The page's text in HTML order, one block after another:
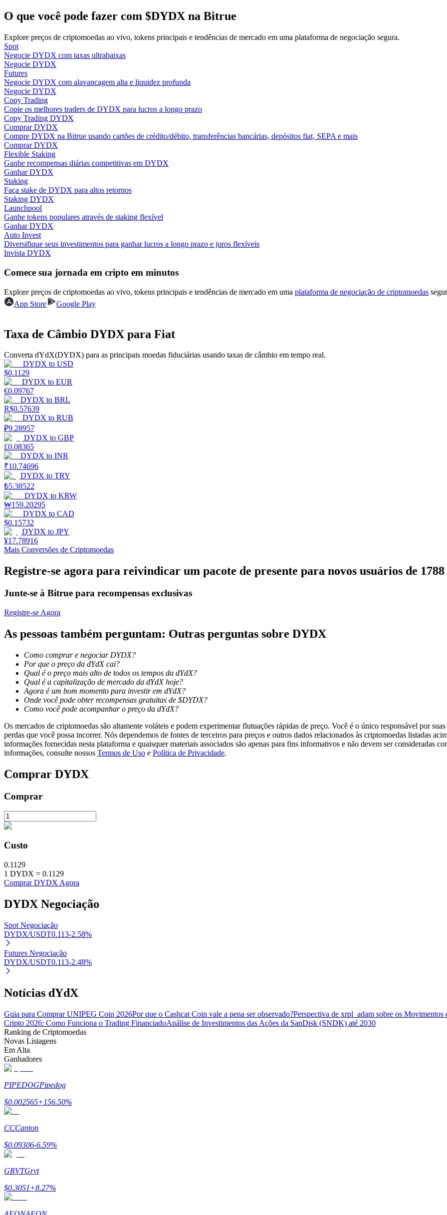
Torne-se um Trader de Cópias
Desfrute da partilha de lucros e comissões de copy trading
Informação
Análise de big data, incluindo informações comerciais, etc.
Guia para iniciantes em futuros
Estratégias de negociação
Aprenda como se manter lucrativo
Porquinho poderoso
Ganhe recompensas competitivas diariamente
Altos retornos e acesso instantâneo
Launchpool
Staking flexível para ganhar tokens populares.
Bloqueios de BTR
Investimentos exclusivos para titulares de BTR
Empréstimos
Serviço de empréstimo apoiado por criptografia
O que você pode fazer com $DYDX na Bitrue
Explore preços de criptomoedas ao vivo, tokens principais e tendências de mercado em uma plataforma de negociação segura.
Spot
Negocie DYDX com taxas ultrabaixas
Negocie DYDX
Futures
Negocie DYDX com alavancagem alta e liquidez profunda
Negocie DYDX
Copy Trading
Copie os melhores traders de DYDX para lucros a longo prazo
Copy Trading DYDX
Comprar DYDX
Compre DYDX na Bitrue usando cartões de crédito/débito, transferências bancárias, depósitos fiat, SEPA e mais
Comprar DYDX
Flexible Staking
Ganhe recompensas diárias competitivas em DYDX
Ganhar DYDX
Staking
Faça stake de DYDX para altos retornos
Staking DYDX
Launchpool
Ganhe tokens populares através de staking flexível
Ganhar DYDX
Auto Invest
Diversifique seus investimentos para ganhar lucros a longo prazo e juros flexíveis
Invista DYDX
Comece sua jornada em cripto em minutos
Explore preços de criptomoedas ao vivo, tokens principais e tendências de mercado em uma plataforma de negociação de criptomoedas
App Store
Google Play
Taxa de Câmbio DYDX para Fiat
Converta dYdX(DYDX) para as principais moedas fiduciárias usando taxas de câmbio em tempo real.
DYDX to USD
$0.1129
DYDX to EUR
€0.09767
DYDX to BRL
R$0.57639
DYDX to RUB
₽9.28957
DYDX to GBP
£0.08365
DYDX to INR
₹10.74696
DYDX to TRY
₺5.38522
DYDX to KRW
₩159.20295
DYDX to CAD
$0.15732
DYDX to JPY
¥17.78916
Mais Conversões de Criptomoedas
Registre-se agora para reivindicar um pacote de presente para novos usuários de
Junte-se à Bitrue para recompensas exclusivas
Registre-se Agora
As pessoas também perguntam: Outras perguntas sobre DYDX
Como comprar e negociar DYDX?
Por que o preço da dYdX cai?
Qual é o preço mais alto de todos os tempos da dYdX?
Qual é a capitalização de mercado da dYdX hoje?
Agora é um bom momento para investir em dYdX?
Onde você pode obter recompensas gratuitas de $DYDX?
Como você pode acompanhar o preço da dYdX?
Os mercados de criptomoedas são altamente voláteis e podem experimentar flutuações rápidas de preço. Você é o único responsável por
perdas que você possa incorrer. Nós dependemos de fontes de terceiros para preços e outros dados relacionados às criptomoedas listadas
informações fornecidas nesta plataforma e quaisquer materiais associados são apenas para fins informativos e não devem ser consideradas
informações, consulte nossos Termos de Uso e Política de Privacidade.
Comprar DYDX
Comprar
Custo
0.1129
1 DYDX = 0.1129
Comprar DYDX Agora
DYDX Negociação
Spot Negociação
DYDX/USDT0.113-2.58%
Futures Negociação
DYDX/USDT0.113-2.48%
Notícias dYdX
Guia para Comprar UNIPEG Coin 2026Por que o Cashcat Coin vale a pena ser observado?Perspectiva de xrpl_adam sobre os
Cripto 2026: Como Funciona o Trading FinanciadoAnálise de Investimentos das Ações da SanDisk (SNDK) até 2030
Ranking de Criptomoedas
Novas Listagens
Em Alta
Ganhadores
PIPEDOGPipedog
$0.002565+156.50%
CCCanton
$0.09306-6.59%
GRVTGrvt
$0.3051+8.27%